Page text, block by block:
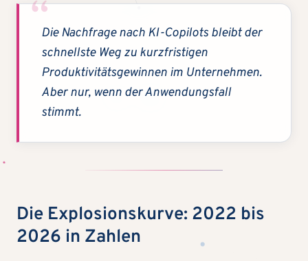
Die Nachfrage nach KI-Copilots bleibt der
schnellste Weg zu kurzfristigen
Produktivitätsgewinnen im Unternehmen.
Aber nur, wenn der Anwendungsfall
stimmt.
Die Explosionskurve: 2022 bis
2026 in Zahlen